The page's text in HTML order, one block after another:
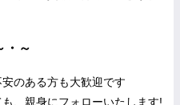
・～
のある方も大歓迎です
、親身にフォローいたします!